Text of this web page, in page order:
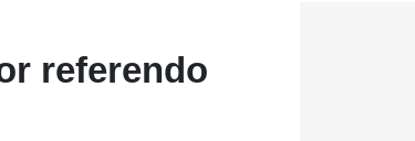
referendo